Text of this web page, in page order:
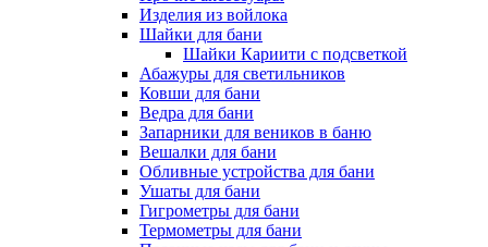
Изделия из войлока
Шайки для бани
Шайки Кариити с подсветкой
Абажуры для светильников
Ковши для бани
Ведра для бани
Запарники для веников в баню
Вешалки для бани
Обливные устройства для бани
Ушаты для бани
Гигрометры для бани
Термометры для бани